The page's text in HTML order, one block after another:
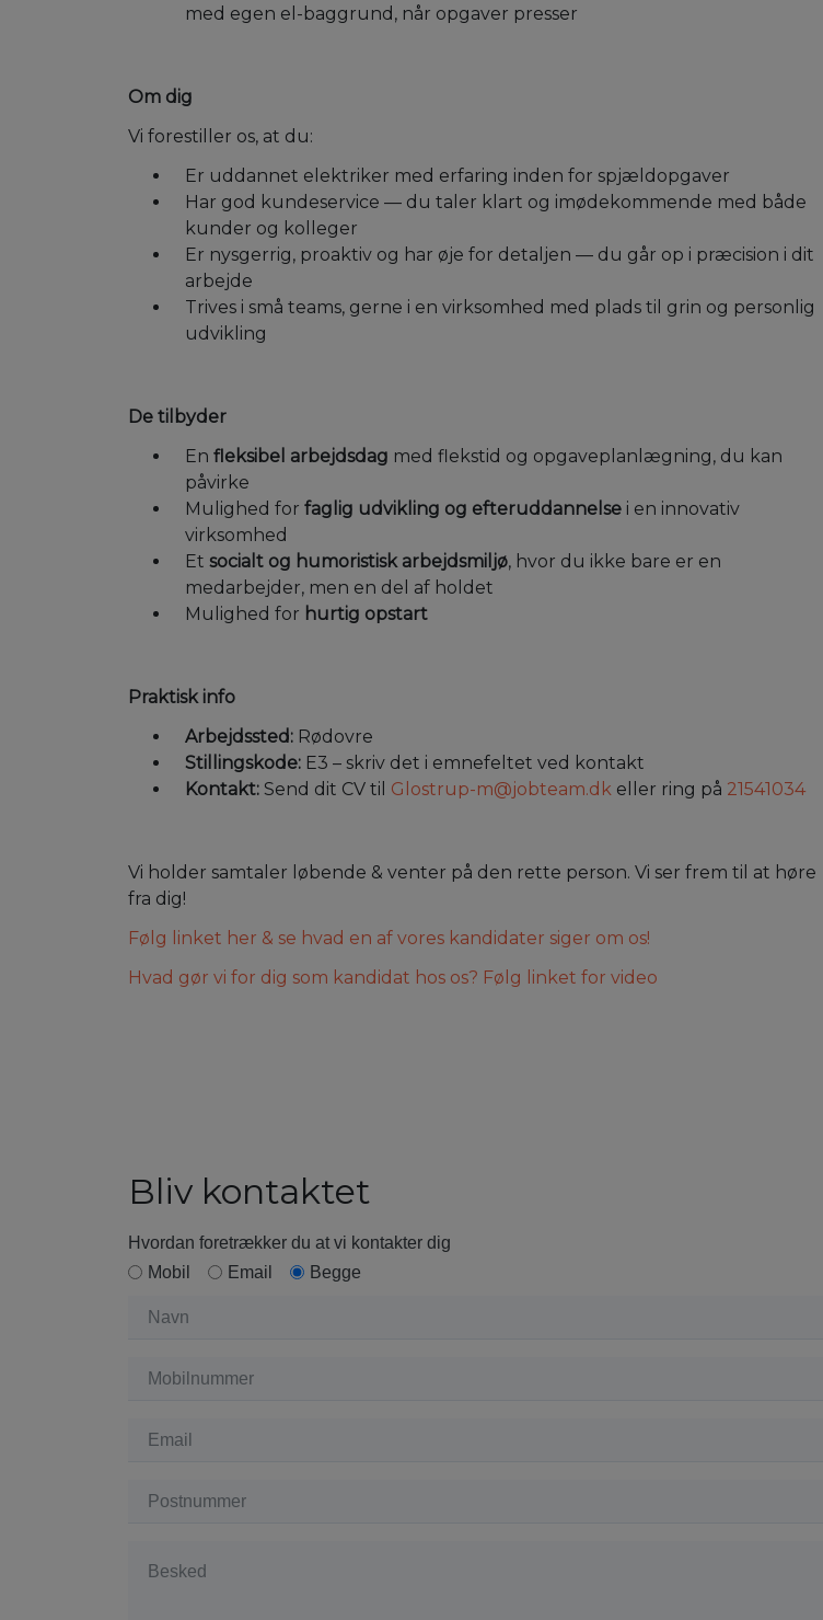
med egen el-baggrund, når opgaver presser
Om dig
Vi forestiller os, at du:
Er uddannet elektriker med erfaring inden for spjældopgaver
Har god kundeservice — du taler klart og imødekommende med både
kunder og kolleger
Er nysgerrig, proaktiv og har øje for detaljen — du går op i præcision i dit
arbejde
Trives i små teams, gerne i en virksomhed med plads til grin og personlig
udvikling
De tilbyder
En fleksibel arbejdsdag med flekstid og opgaveplanlægning, du kan
påvirke
Mulighed for faglig udvikling og efteruddannelse i en innovativ
virksomhed
Et socialt og humoristisk arbejdsmiljø, hvor du ikke bare er en
medarbejder, men en del af holdet
Mulighed for hurtig opstart
Praktisk info
Arbejdssted: Rødovre
Stillingskode: E3 – skriv det i emnefeltet ved kontakt
Kontakt: Send dit CV til Glostrup-m@jobteam.dk eller ring på 21541034
Vi holder samtaler løbende & venter på den rette person. Vi ser frem til at høre
fra dig!
Følg linket her & se hvad en af vores kandidater siger om os!
Hvad gør vi for dig som kandidat hos os? Følg linket for video
Bliv kontaktet
Hvordan foretrækker du at vi kontakter dig
Mobil
Email Begge